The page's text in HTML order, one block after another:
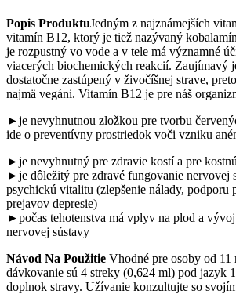
Popis ProduktuJedným z najznámejších
vitamín B12, ktorý je tiež nazývaný
je rozpustný vo vode a v tele má významné
viacerých biochemických reakcií. Zaujímavý
dostatočne zastúpený v živočíšnej strave,
najmä vegáni. Vitamín B12 je pre náš
►je nevyhnutnou zložkou pre tvorbu
ide o preventívny prostriedok voči vzniku
►je nevyhnutný pre zdravie kostí a­ pre
►je dôležitý pre zdravé fungovanie nervovej
psychickú vitalitu (zlepšenie nálady, podporu
prejavov depresie)
►počas tehotenstva má vplyv na plod a
nervovej sústavy
Návod Na Použitie Vhodné pre osoby od 11
dávkovanie sú 4 streky (0,624 ml) pod jazyk
doplnok stravy. Užívanie konzultujte so